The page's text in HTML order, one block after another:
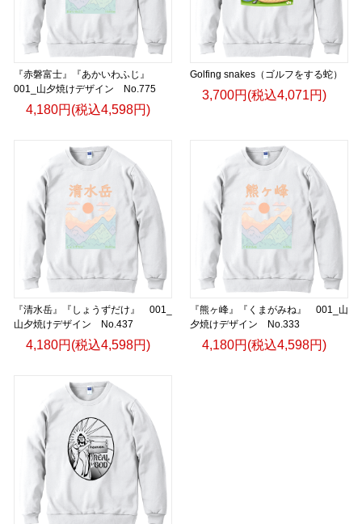
『赤磐富士』『あかいわふじ』
001_山夕焼けデザイン No.775
4,180円(税込4,598円)
Golfing snakes（ゴルフをする蛇）
3,700円(税込4,071円)
『清水岳』『しょうずだけ』 001_
山夕焼けデザイン No.437
4,180円(税込4,598円)
『熊ヶ峰』『くまがみね』 001_山
夕焼けデザイン No.333
4,180円(税込4,598円)